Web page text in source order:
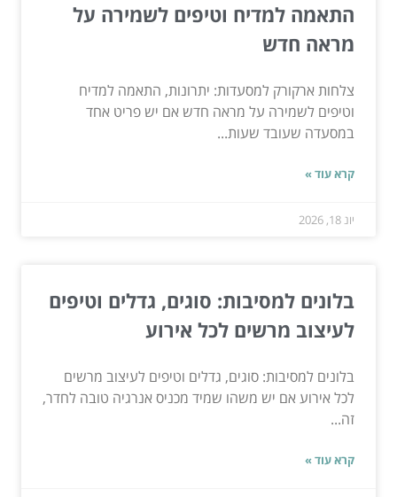
התאמה למדיח וטיפים לשמירה על
מראה חדש
צלחות ארקורק למסעדות: יתרונות, התאמה למדיח
וטיפים לשמירה על מראה חדש אם יש פריט אחד
במסעדה שעובד שעות...
קרא עוד »
יונ 18, 2026
בלונים למסיבות: סוגים, גדלים וטיפים
לעיצוב מרשים לכל אירוע
בלונים למסיבות: סוגים, גדלים וטיפים לעיצוב מרשים
לכל אירוע אם יש משהו שמיד מכניס אנרגיה טובה לחדר,
זה...
קרא עוד »